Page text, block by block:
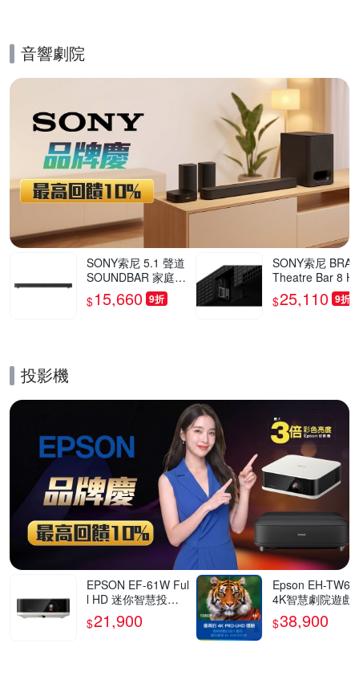
音響劇院
SONY索尼 5.1 聲道
SOUNDBAR 家庭劇
院組 HT-S60
$15,660 9折
SONY索尼
Theatre Bar 8
8000 環繞音場
$25,110 9折
投影機
EPSON EF-61W Ful
l HD 迷你智慧投影
機700流明 古典白
$21,900
Epson EH-
4K智慧劇院遊戲
$38,900